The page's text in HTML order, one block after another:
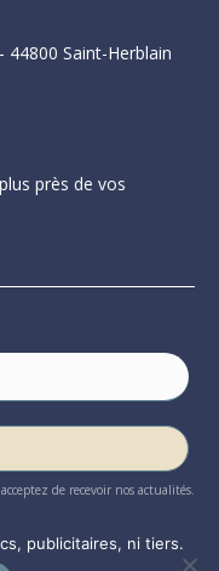
44800 Saint-Herblain
près de vos
de recevoir nos actualités.
publicitaires, ni tiers.